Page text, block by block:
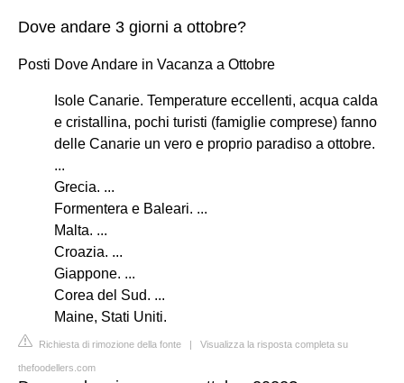
Dove andare 3 giorni a ottobre?
Posti Dove Andare in Vacanza a Ottobre
Isole Canarie. Temperature eccellenti, acqua calda
e cristallina, pochi turisti (famiglie comprese) fanno
delle Canarie un vero e proprio paradiso a ottobre.
...
Grecia. ...
Formentera e Baleari. ...
Malta. ...
Croazia. ...
Giappone. ...
Corea del Sud. ...
Maine, Stati Uniti.
Richiesta di rimozione della fonte | Visualizza la risposta completa su
thefoodellers.com